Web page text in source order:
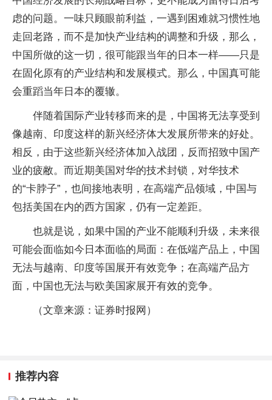
虑的问题。一味只顾眼前利益，一遇到困难就习惯性地
走回老路，而不是加快产业结构的调整和升级，那么，
中国所做的这一切，很可能跟当年的日本一样——只是
在固化原有的产业结构和发展模式。那么，中国真可能
会重蹈当年日本的覆辙。
伴随着国际产业转移而来的是，中国将无法享受到
像越南、印度这样的新兴经济体大发展所带来的好处。
相反，由于这些新兴经济体加入战团，反而招致中国产
业的疲敝。而近期美国对华的技术封锁，对华技术
的“卡脖子”，也间接地表明，在高端产品领域，中国与
包括美国在内的西方国家，仍有一定差距。
也就是说，如果中国的产业不能顺利升级，未来很
可能会面临如今日本面临的局面：在低端产品上，中国
无法与越南、印度等国展开有效竞争；在高端产品方
面，中国也无法与欧美国家展开有效的竞争。
（文章来源：证券时报网）
推荐内容